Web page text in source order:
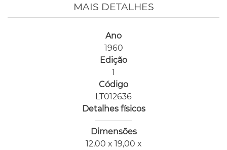
MAIS DETALHES
Ano
1960
Edição
1
Código
LT012636
Detalhes físicos
Dimensões
12,00 x 19,00 x